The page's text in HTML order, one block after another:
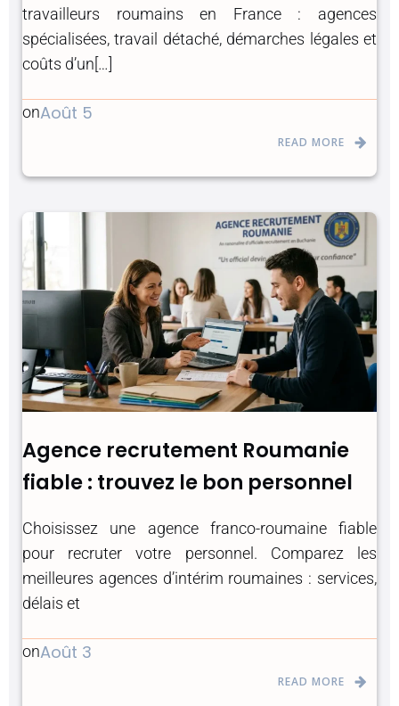
travailleurs roumains en France : agences
spécialisées, travail détaché, démarches légales et
coûts d’un[…]
onAoût 5
READ MORE
Agence recrutement Roumanie
fiable : trouvez le bon personnel
Choisissez une agence franco-roumaine fiable
pour recruter votre personnel. Comparez les
meilleures agences d’intérim roumaines : services,
délais et
onAoût 3
READ MORE